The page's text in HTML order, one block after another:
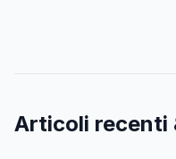
Articoli recenti